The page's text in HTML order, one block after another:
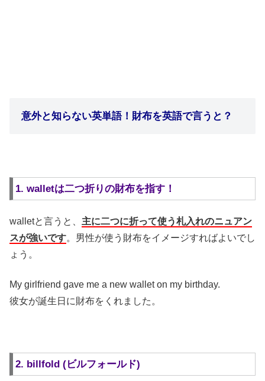
意外と知らない英単語！財布を英語で言うと？
1. walletは二つ折りの財布を指す！
walletと言うと、 主に二つに折って使う札入れのニュアン
スが強いです。男性が使う財布をイメージすればよいでし
ょう。
My girlfriend gave me a new wallet on my birthday.
彼女が誕生日に財布をくれました。
2. billfold (ビルフォールド)